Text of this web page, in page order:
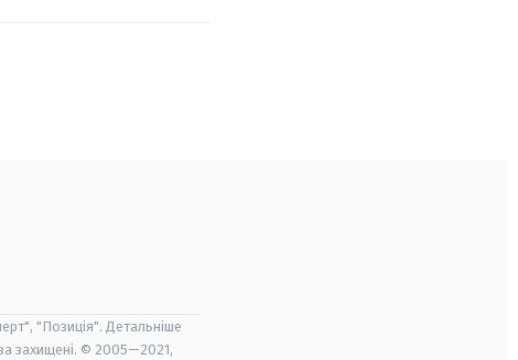
"Позиція". Детальніше
захищені. © 2005—2021,